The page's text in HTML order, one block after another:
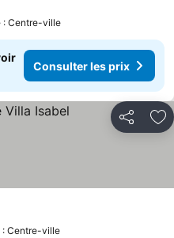
: Centre-ville
Consulter les prix
Partager
: Centre-ville